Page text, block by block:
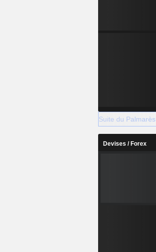
Suite du Palmarès
Devises / Forex